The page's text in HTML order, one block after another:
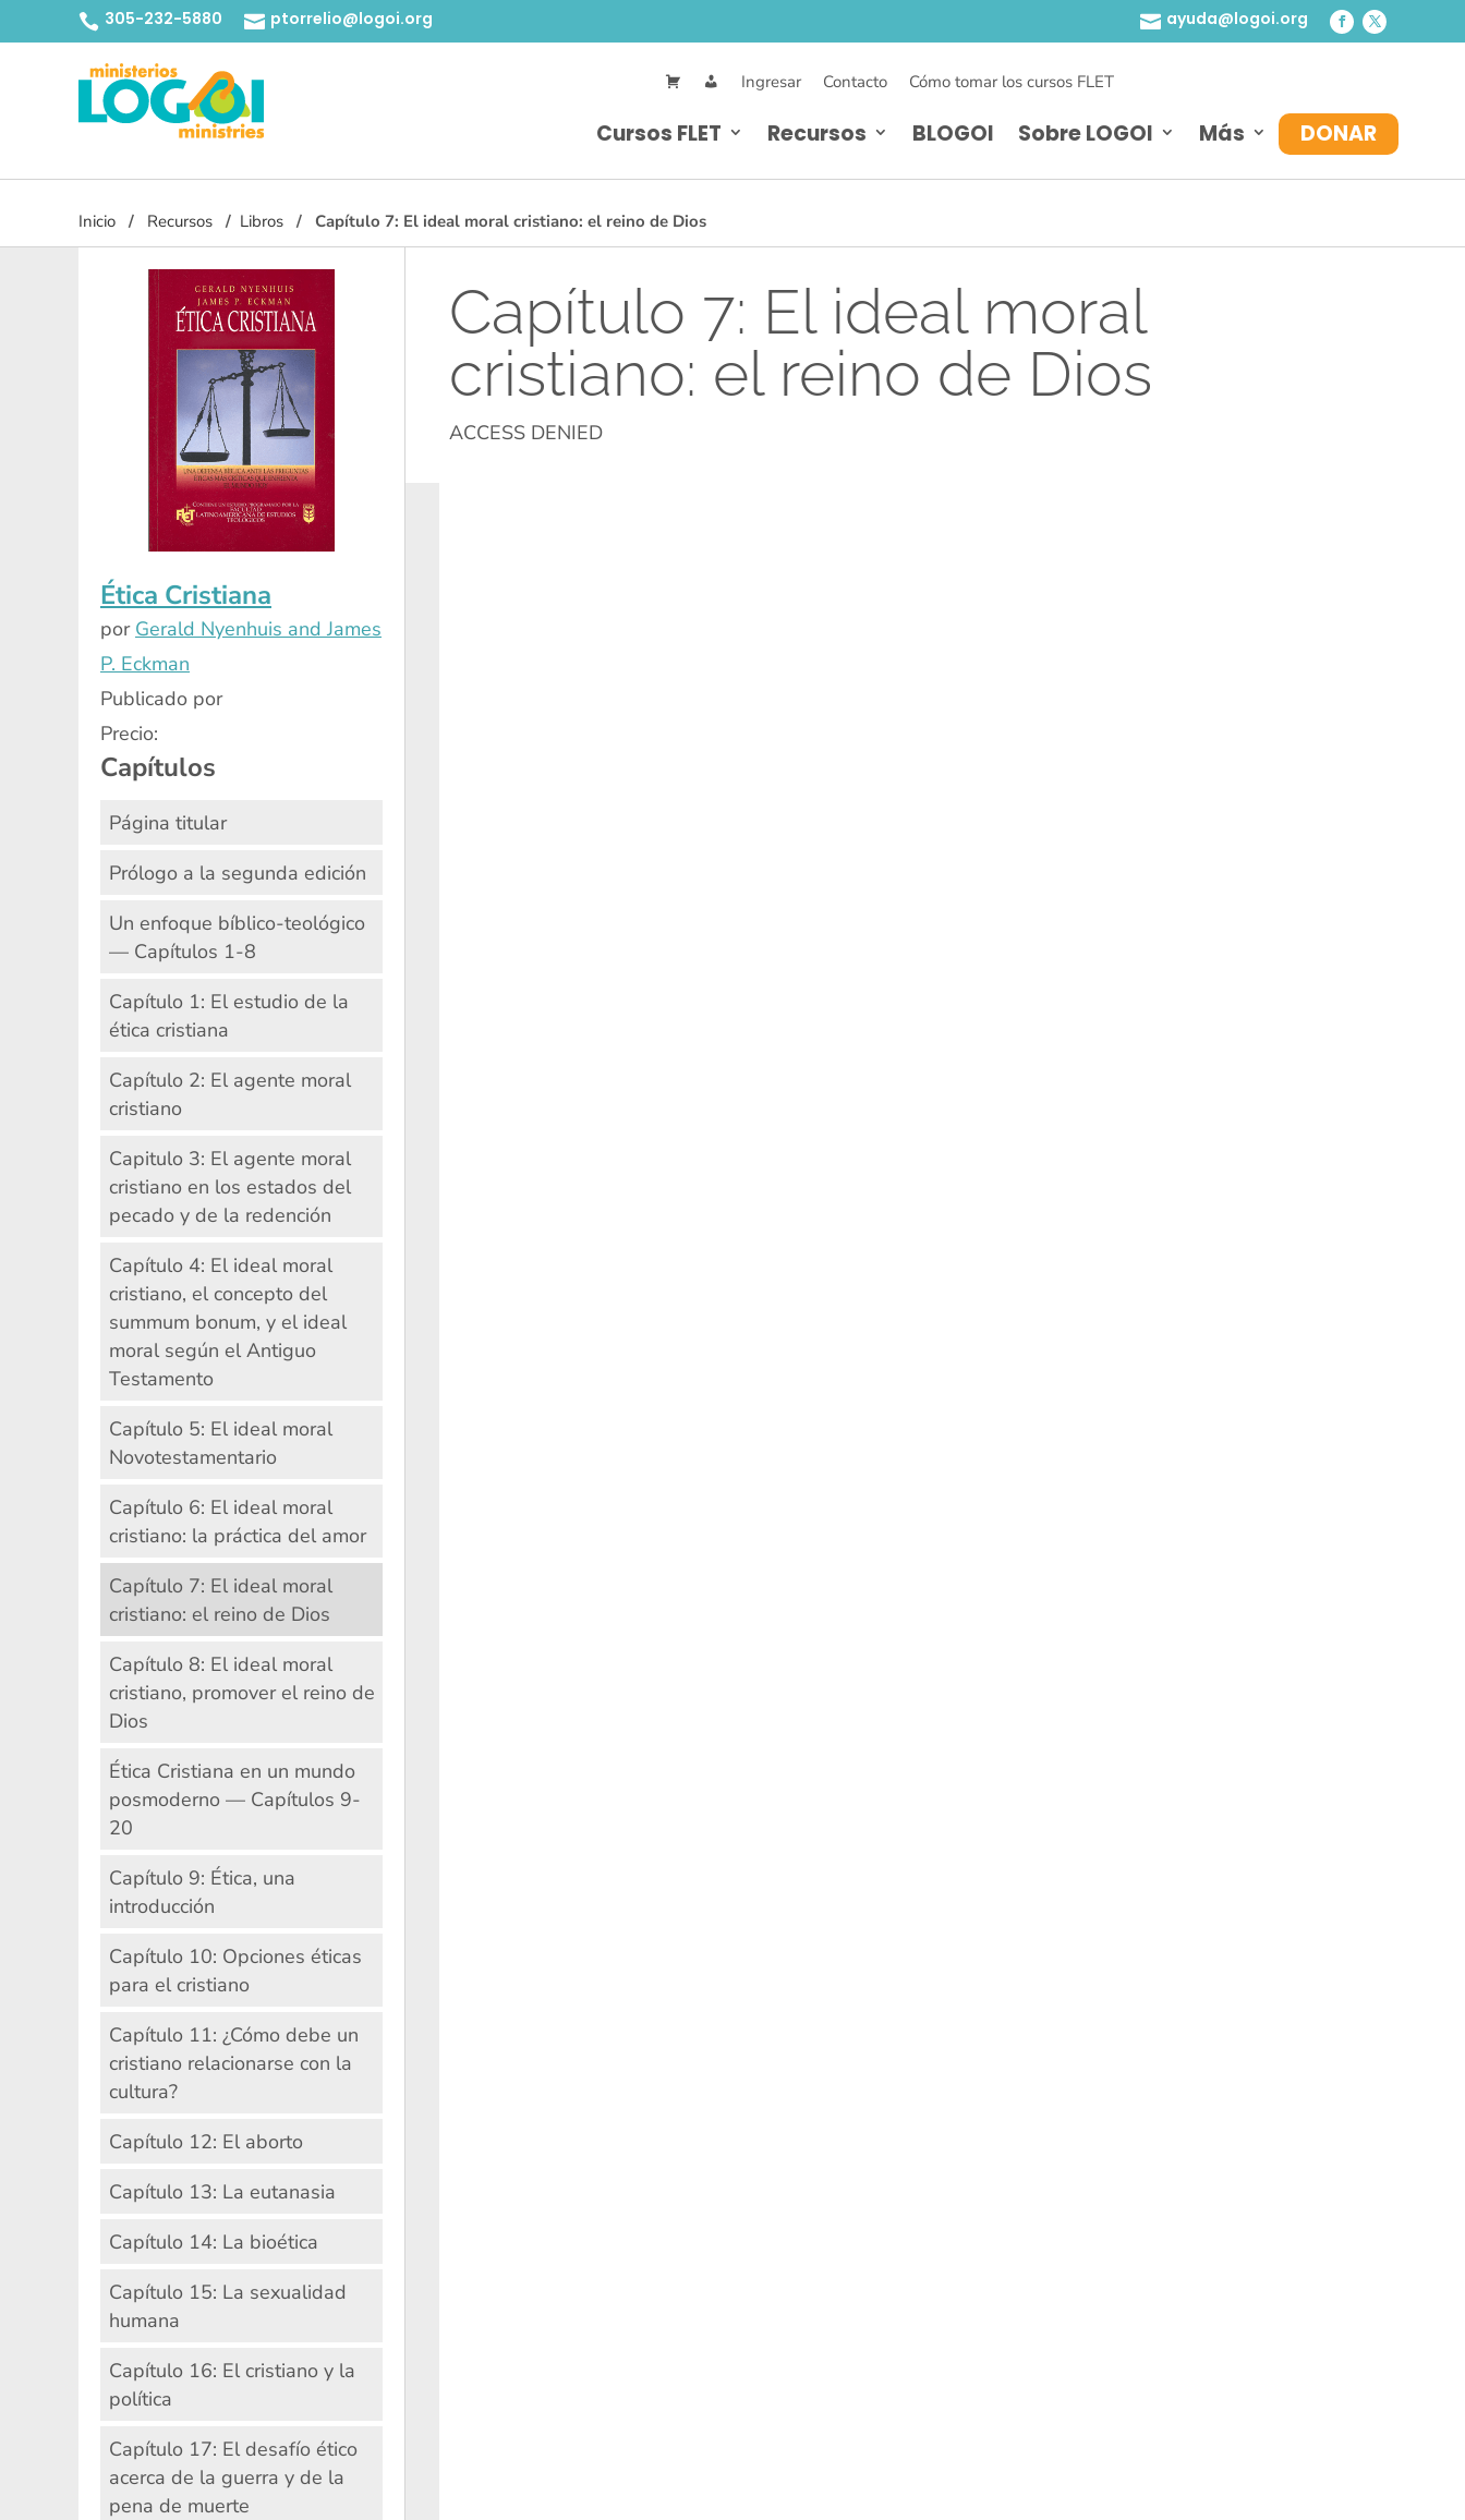
 305-232-5880  ptorrelio@logoi.org  ayuda@logoi.org
Ingresar Contacto Cómo tomar los cursos FLET
Cursos FLET Recursos BLOGOI Sobre LOGOI Más DONAR
Inicio Recursos Libros Capítulo 7: El ideal moral cristiano: el reino de Dios
Ética Cristiana
por Gerald Nyenhuis and James
P. Eckman
Publicado por
Precio:
Capítulos
Página titular
Prólogo a la segunda edición
Un enfoque bíblico-teológico
— Capítulos 1-8
Capítulo 1: El estudio de la
ética cristiana
Capítulo 2: El agente moral
cristiano
Capitulo 3: El agente moral
cristiano en los estados del
pecado y de la redención
Capítulo 4: El ideal moral
cristiano, el concepto del
summum bonum, y el ideal
moral según el Antiguo
Testamento
Capítulo 5: El ideal moral
Novotestamentario
Capítulo 6: El ideal moral
cristiano: la práctica del amor
Capítulo 7: El ideal moral
cristiano: el reino de Dios
Capítulo 8: El ideal moral
cristiano, promover el reino de
Dios
Ética Cristiana en un mundo
posmoderno — Capítulos 9-
20
Capítulo 9: Ética, una
introducción
Capítulo 10: Opciones éticas
para el cristiano
Capítulo 11: ¿Cómo debe un
cristiano relacionarse con la
cultura?
Capítulo 12: El aborto
Capítulo 13: La eutanasia
Capítulo 14: La bioética
Capítulo 15: La sexualidad
humana
Capítulo 16: El cristiano y la
política
Capítulo 17: El desafío ético
acerca de la guerra y de la
pena de muerte
Capítulo 7: El ideal moral
cristiano: el reino de Dios
ACCESS DENIED